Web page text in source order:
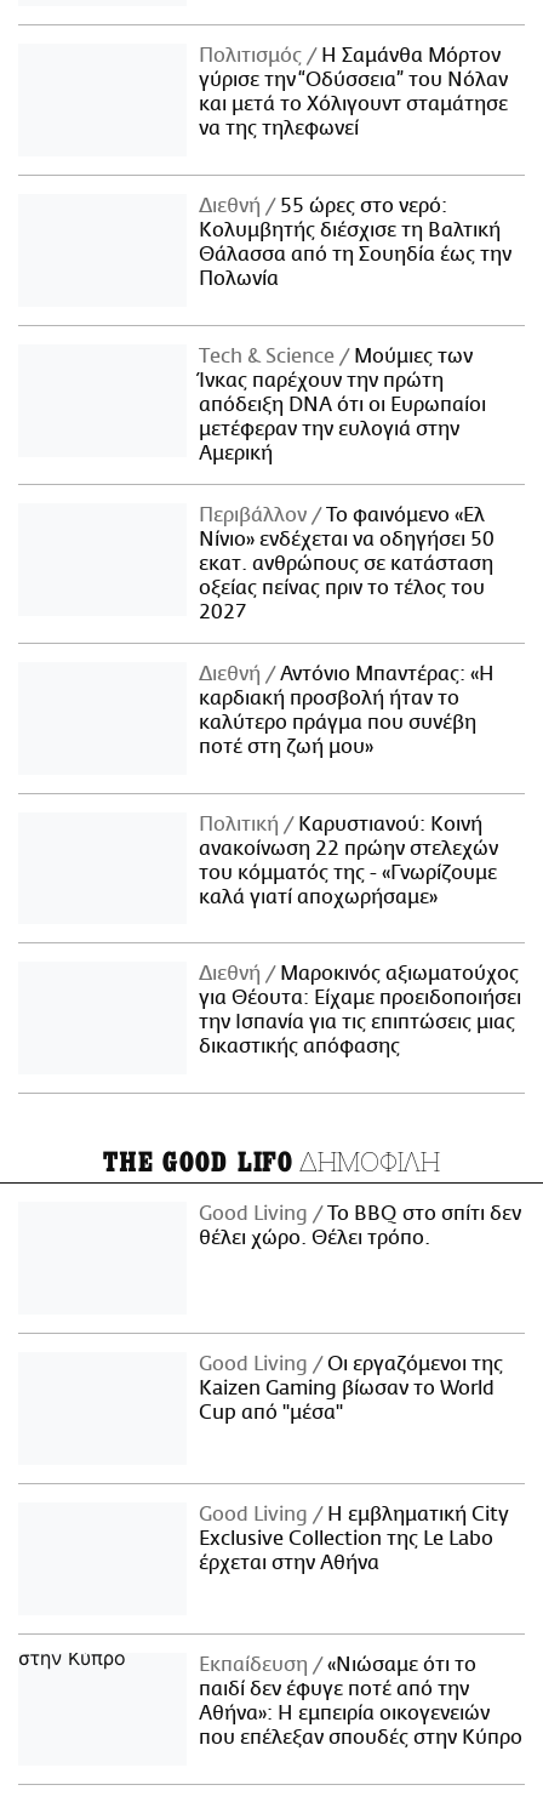
Πολιτισμός
Η Σαμάνθα Μόρτον
γύρισε την “Οδύσσεια” του Νόλαν
και μετά το Χόλιγουντ σταμάτησε
να της τηλεφωνεί
Διεθνή
55 ώρες στο νερό:
Κολυμβητής διέσχισε τη Βαλτική
Θάλασσα από τη Σουηδία έως την
Πολωνία
Τech & Science
Μούμιες των
Ίνκας παρέχουν την πρώτη
απόδειξη DNA ότι οι Ευρωπαίοι
μετέφεραν την ευλογιά στην
Αμερική
Περιβάλλον
Το φαινόμενο «Ελ
Νίνιο» ενδέχεται να οδηγήσει 50
εκατ. ανθρώπους σε κατάσταση
οξείας πείνας πριν το τέλος του
2027
Διεθνή
Αντόνιο Μπαντέρας: «Η
καρδιακή προσβολή ήταν το
καλύτερο πράγμα που συνέβη
ποτέ στη ζωή μου»
Πολιτική
Καρυστιανού: Κοινή
ανακοίνωση 22 πρώην στελεχών
του κόμματός της - «Γνωρίζουμε
καλά γιατί αποχωρήσαμε»
Διεθνή
Μαροκινός αξιωματούχος
για Θέουτα: Είχαμε προειδοποιήσει
την Ισπανία για τις επιπτώσεις μιας
δικαστικής απόφασης
THE GOOD LIFO ΔΗΜΟΦΙΛΗ
Good Living
Το BBQ στο σπίτι δεν
θέλει χώρο. Θέλει τρόπο.
Good Living
Οι εργαζόμενοι της
Kaizen Gaming βίωσαν το World
Cup από "μέσα"
Good Living
Η εμβληματική City
Exclusive Collection της Le Labo
έρχεται στην Αθήνα
Εκπαίδευση
«Νιώσαμε ότι το
παιδί δεν έφυγε ποτέ από την
Αθήνα»: Η εμπειρία οικογενειών
που επέλεξαν σπουδές στην Κύπρο